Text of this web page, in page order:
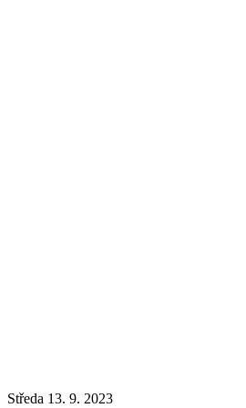
Středa 13. 9. 2023